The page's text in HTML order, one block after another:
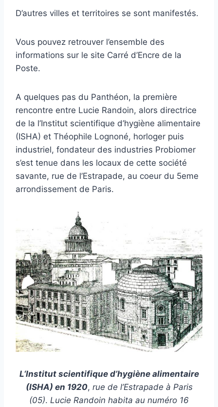
D’autres villes et territoires se sont manifestés.
Vous pouvez retrouver l’ensemble des
informations sur le site Carré d’Encre de la
Poste.
A quelques pas du Panthéon, la première
rencontre entre Lucie Randoin, alors directrice
de la l’Institut scientifique d’hygiène alimentaire
(ISHA) et Théophile Lognoné, horloger puis
industriel, fondateur des industries Probiomer
s’est tenue dans les locaux de cette société
savante, rue de l’Estrapade, au coeur du 5eme
arrondissement de Paris.
L‘Institut scientifique d’hygiène alimentaire
(ISHA) en 1920, rue de l’Estrapade à Paris
(05). Lucie Randoin habita au numéro 16